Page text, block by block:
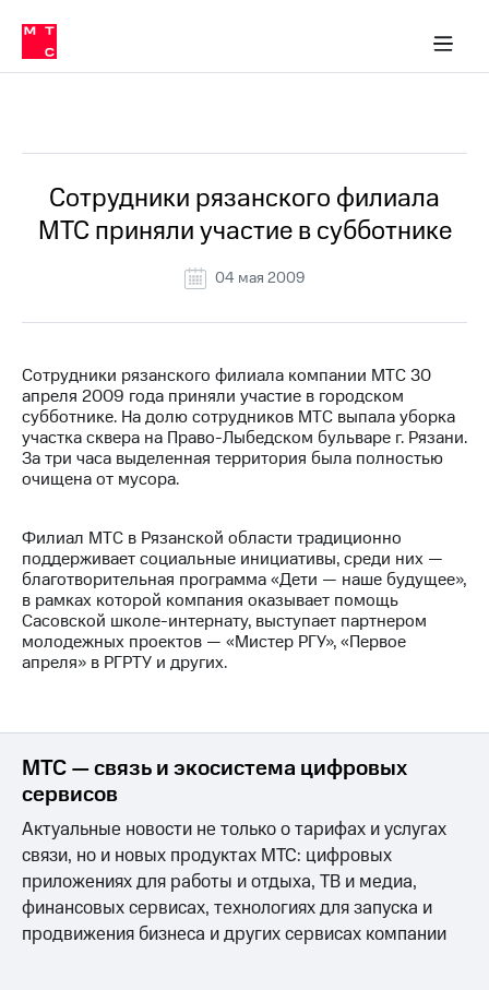
Медиа-центр
и акционерам
Устойчивое развитие
Комплаенс и деловая этика
компании
Карьера
История
компании
Руководство
Контакты
Медиа-центр
Пресс-
релизы
о технологиях
Достижения
Интервью
Финансовая
Контакты
Пригласить
спикера
и акционерам
Корпоративное
управление
Корпоративный
секретарь
в МТС
Пресс-
релизы
о технологиях
Сотрудники рязанского филиала
МТС приняли участие в субботнике
04 мая 2009
Сотрудники рязанского филиала компании МТС 30
апреля 2009 года приняли участие в городском
субботнике. На долю сотрудников МТС выпала уборка
участка сквера на Право-Лыбедском бульваре г. Рязани.
За три часа выделенная территория была полностью
очищена от мусора.
Филиал МТС в Рязанской области традиционно
поддерживает социальные инициативы, среди них —
благотворительная программа «Дети — наше будущее»,
в рамках которой компания оказывает помощь
Сасовской школе-интернату, выступает партнером
молодежных проектов — «Мистер РГУ», «Первое
апреля» в РГРТУ и других.
МТС — связь и экосистема цифровых
сервисов
Актуальные новости не только о тарифах и услугах
связи, но и новых продуктах МТС: цифровых
приложениях для работы и отдыха, ТВ и медиа,
финансовых сервисах, технологиях для запуска и
продвижения бизнеса и других сервисах компании